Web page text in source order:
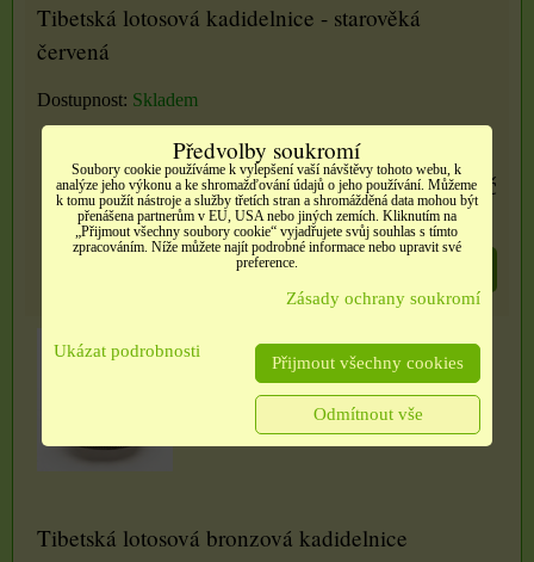
Tibetská lotosová kadidelnice - starověká
červená
Dostupnost: Skladem
330 Kč
Tibetská lotosová bronzová kadidelnice
Předvolby soukromí
Soubory cookie používáme k vylepšení vaší návštěvy tohoto webu, k
analýze jeho výkonu a ke shromažďování údajů o jeho používání. Můžeme
k tomu použít nástroje a služby třetích stran a shromážděná data mohou být
přenášena partnerům v EU, USA nebo jiných zemích. Kliknutím na
„Přijmout všechny soubory cookie“ vyjadřujete svůj souhlas s tímto
zpracováním. Níže můžete najít podrobné informace nebo upravit své
preference.
Zásady ochrany soukromí
Ukázat podrobnosti
Přijmout všechny cookies
Odmítnout vše